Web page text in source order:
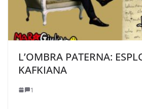
L’OMBRA PATERNA:
KAFKIANA
1